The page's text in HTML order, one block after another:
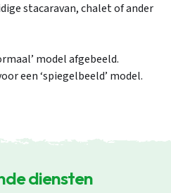
stacaravan, chalet of ander
model afgebeeld.
een ‘spiegelbeeld’ model.
diensten
Account aanmaken